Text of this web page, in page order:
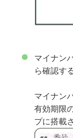
マイナン
ら確認す
マイナン
有効期限
プに搭載